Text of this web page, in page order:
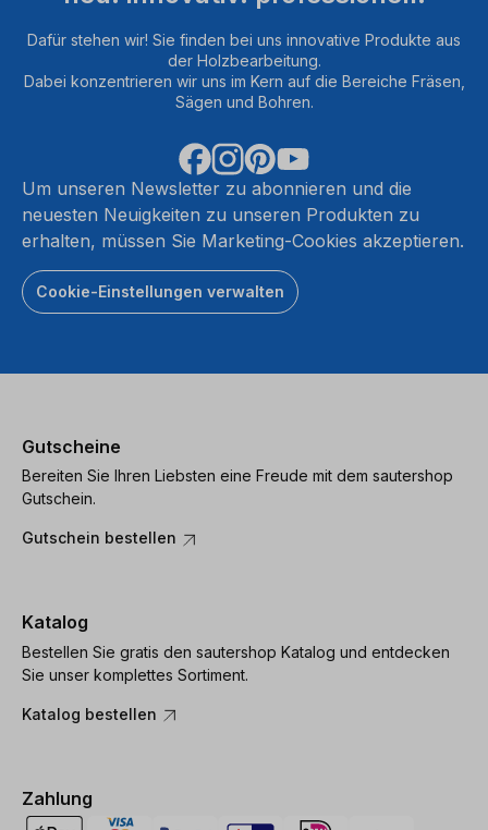
Dafür stehen wir! Sie finden bei uns innovative Produkte aus
der Holzbearbeitung.
Dabei konzentrieren wir uns im Kern auf die Bereiche Fräsen,
Sägen und Bohren.
Um unseren Newsletter zu abonnieren und die
neuesten Neuigkeiten zu unseren Produkten zu
erhalten, müssen Sie Marketing-Cookies akzeptieren.
Cookie-Einstellungen verwalten
Gutscheine
Bereiten Sie Ihren Liebsten eine Freude mit dem sautershop
Gutschein.
Gutschein bestellen
Katalog
Bestellen Sie gratis den sautershop Katalog und entdecken
Sie unser komplettes Sortiment.
Katalog bestellen
Zahlung